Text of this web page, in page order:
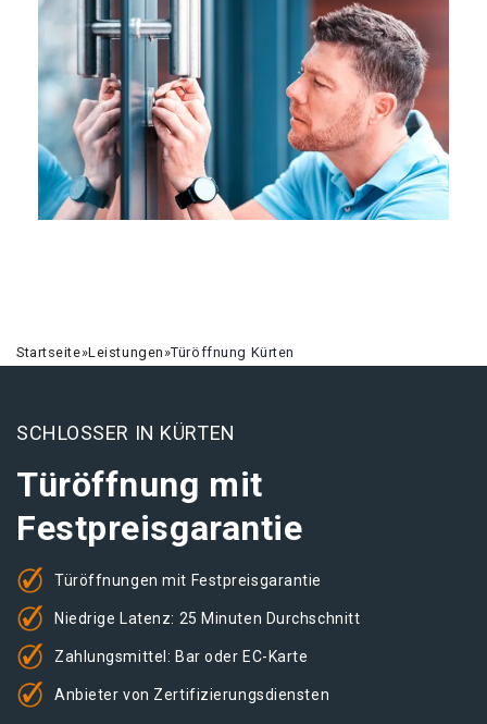
Startseite»Leistungen»Türöffnung Kürten
SCHLOSSER IN KÜRTEN
Türöffnung mit
Festpreisgarantie
Türöffnungen mit Festpreisgarantie
Niedrige Latenz: 25 Minuten Durchschnitt
Zahlungsmittel: Bar oder EC-Karte
Anbieter von Zertifizierungsdiensten